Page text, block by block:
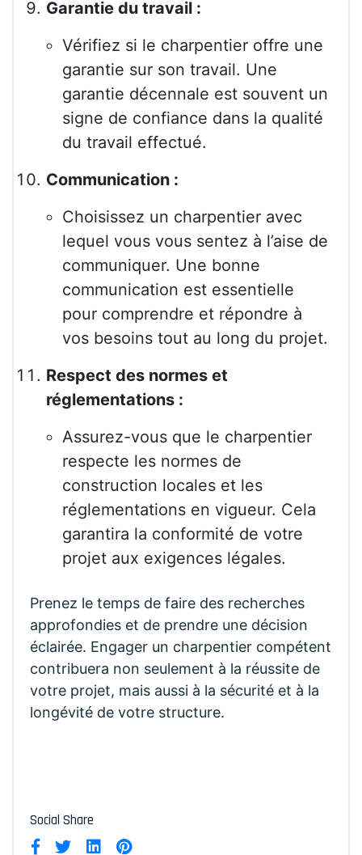
Garantie du travail :
Vérifiez si le charpentier offre une
garantie sur son travail. Une
garantie décennale est souvent un
signe de confiance dans la qualité
du travail effectué.
Communication :
Choisissez un charpentier avec
lequel vous vous sentez à l’aise de
communiquer. Une bonne
communication est essentielle
pour comprendre et répondre à
vos besoins tout au long du projet.
Respect des normes et
réglementations :
Assurez-vous que le charpentier
respecte les normes de
construction locales et les
réglementations en vigueur. Cela
garantira la conformité de votre
projet aux exigences légales.
Prenez le temps de faire des recherches
approfondies et de prendre une décision
éclairée. Engager un charpentier compétent
contribuera non seulement à la réussite de
votre projet, mais aussi à la sécurité et à la
longévité de votre structure.
Social Share